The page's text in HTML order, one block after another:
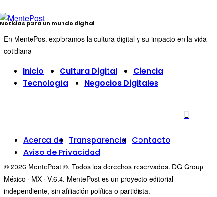
Noticias para un mundo digital
En MentePost exploramos la cultura digital y su impacto en la vida
cotidiana
Inicio Cultura Digital
Ciencia
Tecnología
Negocios Digitales
Acerca de Transparencia Contacto
Aviso de Privacidad
© 2026 MentePost ®. Todos los derechos reservados. DG Group
México · MX · V.6.4. MentePost es un proyecto editorial
independiente, sin afiliación política o partidista.